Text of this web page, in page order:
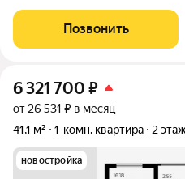
с Ботаническим садом и
Закрытый двор без
Позвонить
6 321 700 ₽
от 26 531 ₽ в месяц
41,1 м²
1-комн. квартира 2
новостройка